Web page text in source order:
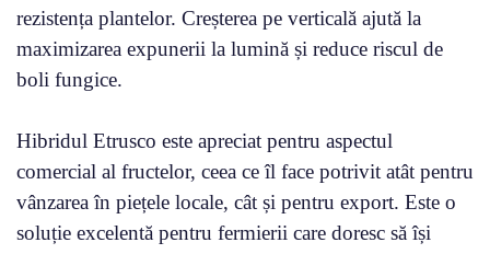
rezistența plantelor. Creșterea pe verticală ajută la
maximizarea expunerii la lumină și reduce riscul de
boli fungice.
Hibridul Etrusco este apreciat pentru aspectul
comercial al fructelor, ceea ce îl face potrivit atât pentru
vânzarea în piețele locale, cât și pentru export. Este o
soluție excelentă pentru fermierii care doresc să își